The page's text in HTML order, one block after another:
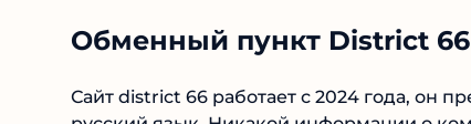
Обменный пункт District 66